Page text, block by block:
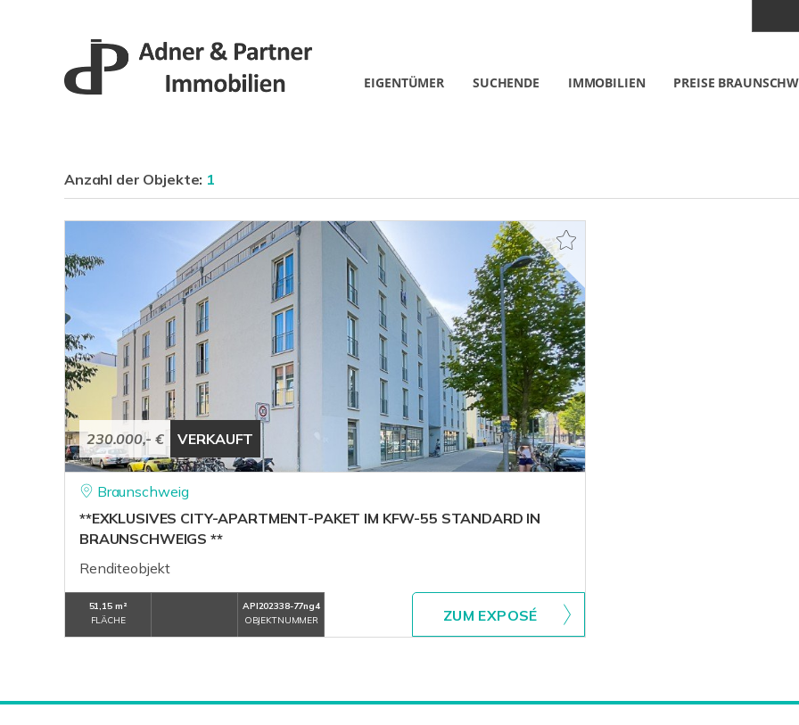
EIGENTÜMER SUCHENDE IMMOBILIEN PREISE
Anzahl der Objekte: 1
230.000,- € VERKAUFT
Braunschweig
**EXKLUSIVES CITY-APARTMENT-PAKET IM KFW-55 STANDARD IN
BRAUNSCHWEIGS **
Renditeobjekt
51,15 m²
FLÄCHE
API202338-77ng4
OBJEKTNUMMER
ZUM EXPOSÉ